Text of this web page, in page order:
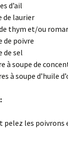
d’ail
de laurier
thym et/ou
de poivre
de sel
à soupe de
à soupe d’huile
pelez les poivrons